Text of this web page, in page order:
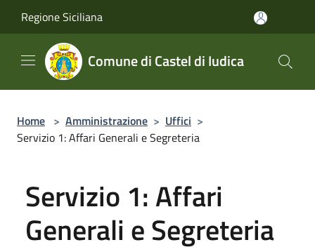
Regione Siciliana
Comune di Castel di Iudica
Home > Amministrazione > Uffici >
Servizio 1: Affari Generali e Segreteria
Servizio 1: Affari
Generali e Segreteria